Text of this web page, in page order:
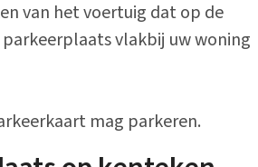
van het voertuig dat op de
vlakbij uw woning
mag parkeren.